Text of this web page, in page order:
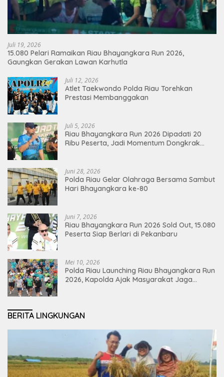
Juli 19, 2026
15.080 Pelari Ramaikan Riau Bhayangkara Run 2026,
Gaungkan Gerakan Lawan Karhutla
Juli 12, 2026
Atlet Taekwondo Polda Riau Torehkan
Prestasi Membanggakan
Juli 5, 2026
Riau Bhayangkara Run 2026 Dipadati 20
Ribu Peserta, Jadi Momentum Dongkrak
Juni 28, 2026
Polda Riau Gelar Olahraga Bersama Sambut
Hari Bhayangkara ke-80
Juni 7, 2026
Riau Bhayangkara Run 2026 Sold Out, 15.080
Peserta Siap Berlari di Pekanbaru
Mei 10, 2026
Polda Riau Launching Riau Bhayangkara Run
2026, Kapolda Ajak Masyarakat Jaga
BERITA LINGKUNGAN